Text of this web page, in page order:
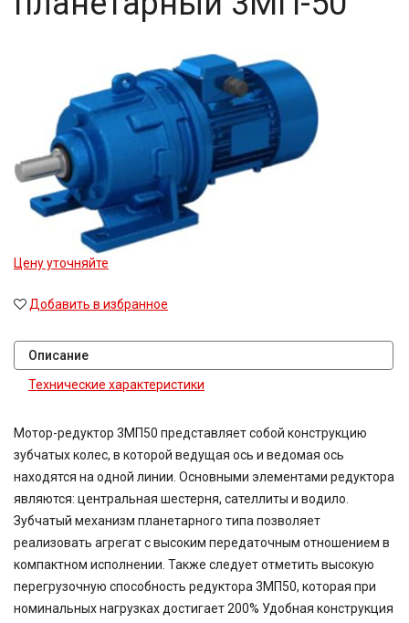
Цену уточняйте
Добавить в избранное
Описание
Технические характеристики
Мотор-редуктор 3МП50 представляет собой конструкцию
зубчатых колес, в которой ведущая ось и ведомая ось
находятся на одной линии. Основными элементами редуктора
являются: центральная шестерня, сателлиты и водило.
Зубчатый механизм планетарного типа позволяет
реализовать агрегат с высоким передаточным отношением в
компактном исполнении. Также следует отметить высокую
перегрузочную способность редуктора 3МП50, которая при
номинальных нагрузках достигает 200% Удобная конструкция